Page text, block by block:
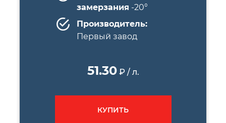
замерзания -20°
Производитель:
Первый завод
51.30 ₽ / л.
КУПИТЬ